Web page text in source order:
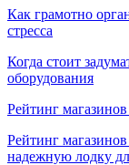
Как грамотно
стресса
Когда стоит
оборудования
Рейтинг
Рейтинг
надежную лодку